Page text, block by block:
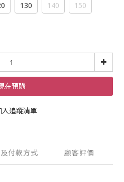
130 140 150
在預購
入追蹤清單
付款方式 顧客評價